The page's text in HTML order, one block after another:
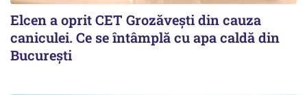
Elcen a oprit CET Grozăvești din cauza
caniculei. Ce se întâmplă cu apa caldă din
București